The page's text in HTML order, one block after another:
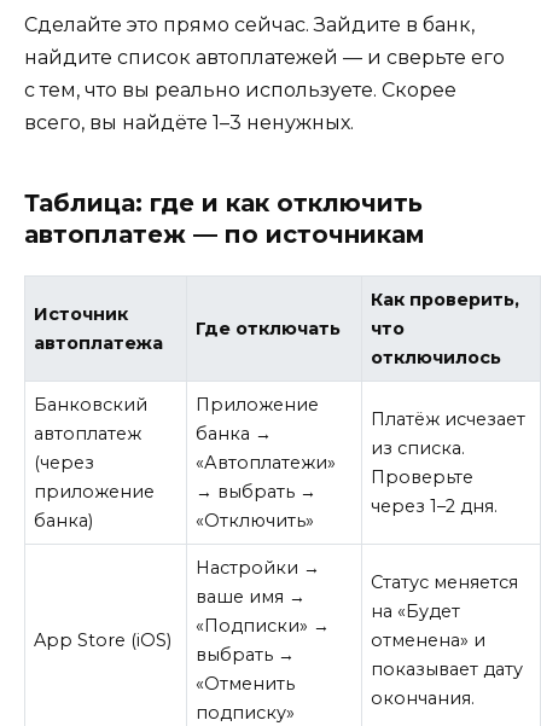
Сделайте это прямо сейчас. Зайдите в банк,
найдите список автоплатежей — и сверьте его
с тем, что вы реально используете. Скорее
всего, вы найдёте 1–3 ненужных.
Таблица: где и как отключить
автоплатеж — по источникам
Источник
автоплатежа
Где отключать
Как проверить,
что
отключилось
Банковский
автоплатеж
(через
приложение
банка)
Приложение
банка →
«Автоплатежи»
→ выбрать →
«Отключить»
Платёж исчезает
из списка.
Проверьте
через 1–2 дня.
App Store (iOS)
Настройки →
ваше имя →
«Подписки» →
выбрать →
«Отменить
подписку»
Статус меняется
на «Будет
отменена» и
показывает дату
окончания.